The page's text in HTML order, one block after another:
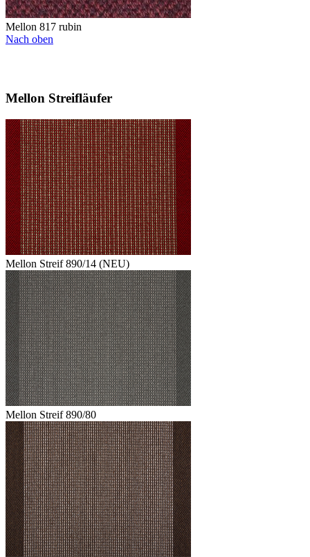
Mellon 817 rubin
Nach oben
Mellon Streifläufer
Mellon Streif 890/14 (NEU)
Mellon Streif 890/80